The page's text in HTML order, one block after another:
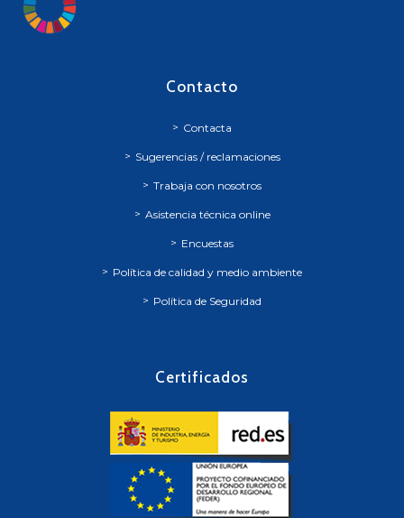
Contacto
Contacta
Sugerencias / reclamaciones
Trabaja con nosotros
Asistencia técnica online
Encuestas
Política de calidad y medio ambiente
Política de Seguridad
Certificados